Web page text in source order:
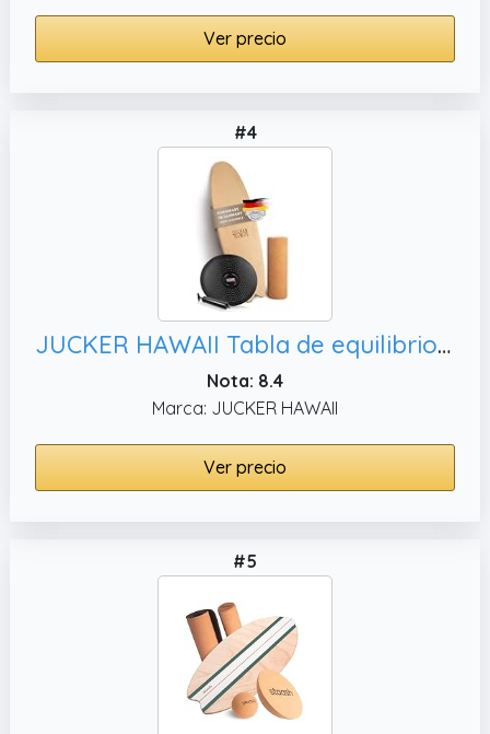
Ver precio
#4
JUCKER HAWAII Tabla de equilibrio Local Wave – Indoor Surf y Trick Balance Board para niños, adultos y profesionales – Juego de tabla de equilibrio con rodillo de corcho y cojín de equilibrio
Nota: 8.4
Marca: JUCKER HAWAII
Ver precio
#5